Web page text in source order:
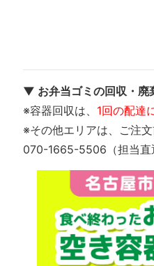
▼ お弁当ゴミの回収・廃
※容器回収は、 1回の配達
※その他エリアは、ご注
070-1665-5506（担当